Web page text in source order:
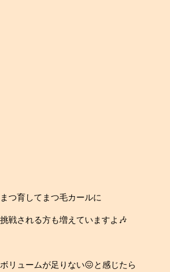
まつ育してまつ毛カールに
挑戦される方も増えていますよ🎶
ボリュームが足りない😖と感じたら